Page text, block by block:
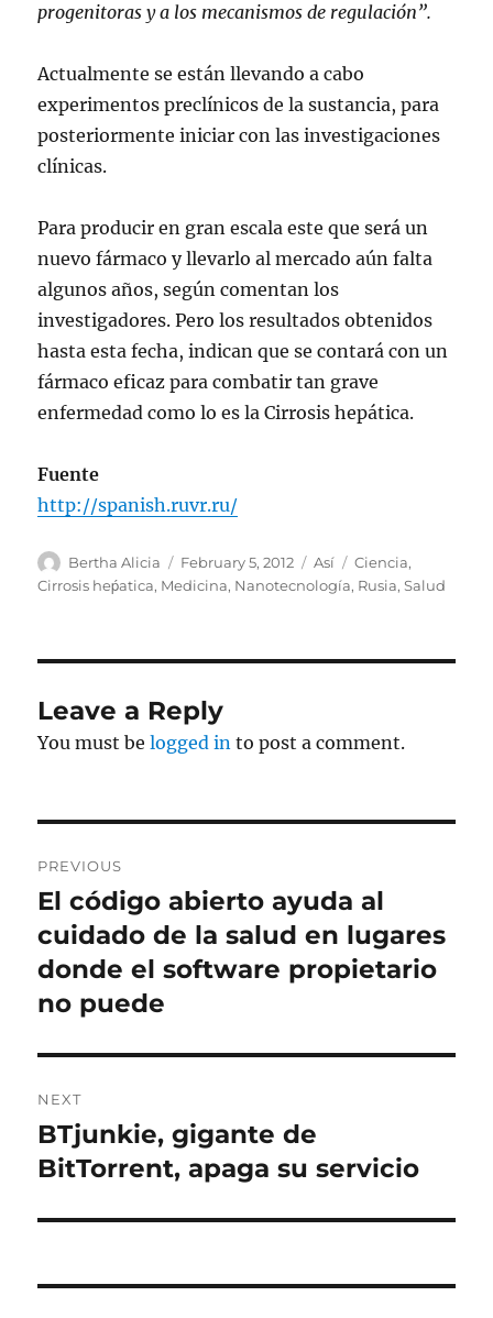
progenitoras y a los mecanismos de regulación”.
Actualmente se están llevando a cabo
experimentos preclínicos de la sustancia, para
posteriormente iniciar con las investigaciones
clínicas.
Para producir en gran escala este que será un
nuevo fármaco y llevarlo al mercado aún falta
algunos años, según comentan los
investigadores. Pero los resultados obtenidos
hasta esta fecha, indican que se contará con un
fármaco eficaz para combatir tan grave
enfermedad como lo es la Cirrosis hepática.
Fuente
http://spanish.ruvr.ru/
Author
Bertha Alicia
Posted
on
February 5, 2012 Categories
Así Tags
Ciencia,
Cirrosis heṕatica, Medicina, Nanotecnología, Rusia,Salud
Leave a Reply
You must belogged in to post a comment.
navigation
PREVIOUS
Previous
post:
El código abierto ayuda al
cuidado de la salud en lugares
donde el software propietario
no puede
NEXT
Next
post:
BTjunkie, gigante de
BitTorrent, apaga su servicio